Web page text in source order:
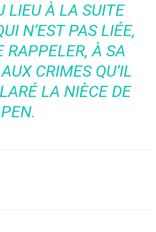
LIEU À LA SUITE
N’EST PAS LIÉE,
RAPPELER, À SA
CRIMES QU’IL
LA NIÈCE DE